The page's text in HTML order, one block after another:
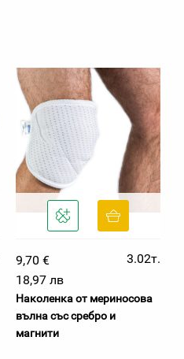
9,70 €
3.02т.
18,97 лв
Наколенка от мериносова
вълна със сребро и
магнити